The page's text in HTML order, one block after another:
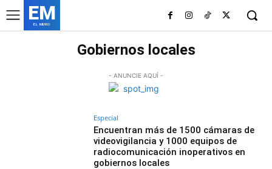
EM
EL MURO
Gobiernos locales
- ANUNCIE AQUÍ -
Especial
Encuentran más de 1500 cámaras de
videovigilancia y 1000 equipos de
radiocomunicación inoperativos en
gobiernos locales